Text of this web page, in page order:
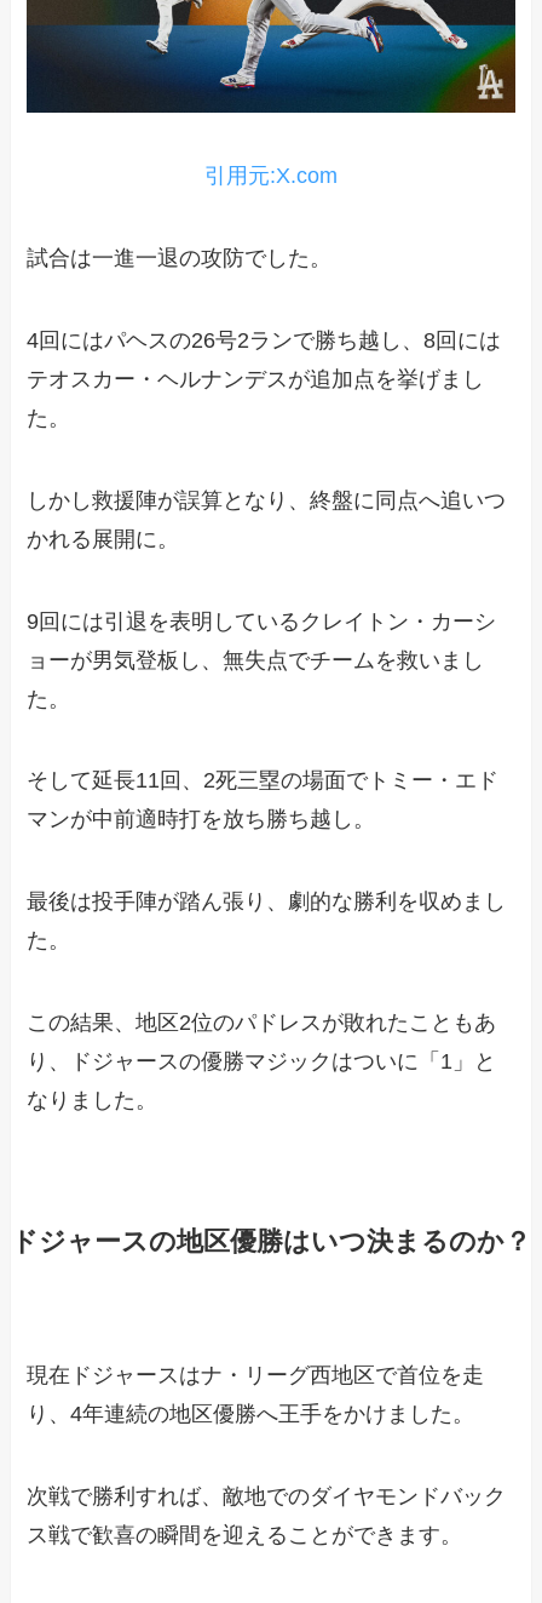
引用元:X.com
試合は一進一退の攻防でした。
4回にはパヘスの26号2ランで勝ち越し、8回には
テオスカー・ヘルナンデスが追加点を挙げまし
た。
しかし救援陣が誤算となり、終盤に同点へ追いつ
かれる展開に。
9回には引退を表明しているクレイトン・カーシ
ョーが男気登板し、無失点でチームを救いまし
た。
そして延長11回、2死三塁の場面でトミー・エド
マンが中前適時打を放ち勝ち越し。
最後は投手陣が踏ん張り、劇的な勝利を収めまし
た。
この結果、地区2位のパドレスが敗れたこともあ
り、ドジャースの優勝マジックはついに「1」と
なりました。
ドジャースの地区優勝はいつ決まるのか？
現在ドジャースはナ・リーグ西地区で首位を走
り、4年連続の地区優勝へ王手をかけました。
次戦で勝利すれば、敵地でのダイヤモンドバック
ス戦で歓喜の瞬間を迎えることができます。